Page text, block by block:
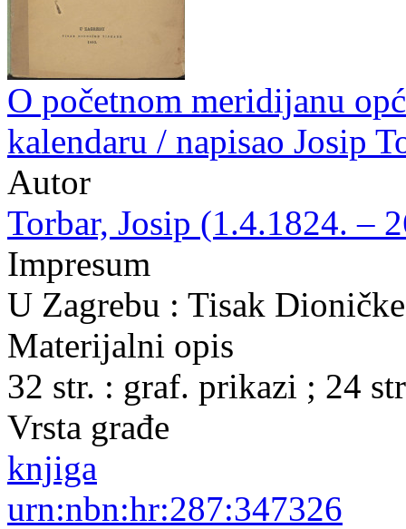
O početnom meridijanu
kalendaru / napisao Josip
Autor
Torbar, Josip (1.4.1824. –
Impresum
U Zagrebu : Tisak
Materijalni opis
32 str. : graf. prikazi ; 24
Vrsta građe
knjiga
urn:nbn:hr:287:347326